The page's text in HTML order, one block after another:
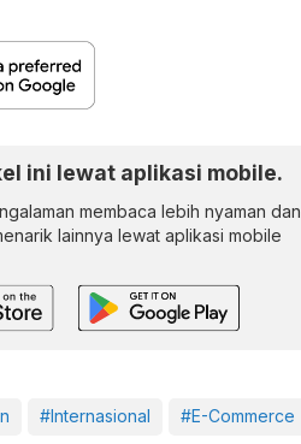
ini lewat aplikasi mobile.
membaca lebih nyaman dan
lainnya lewat aplikasi mobile
#Internasional #E-Commerce